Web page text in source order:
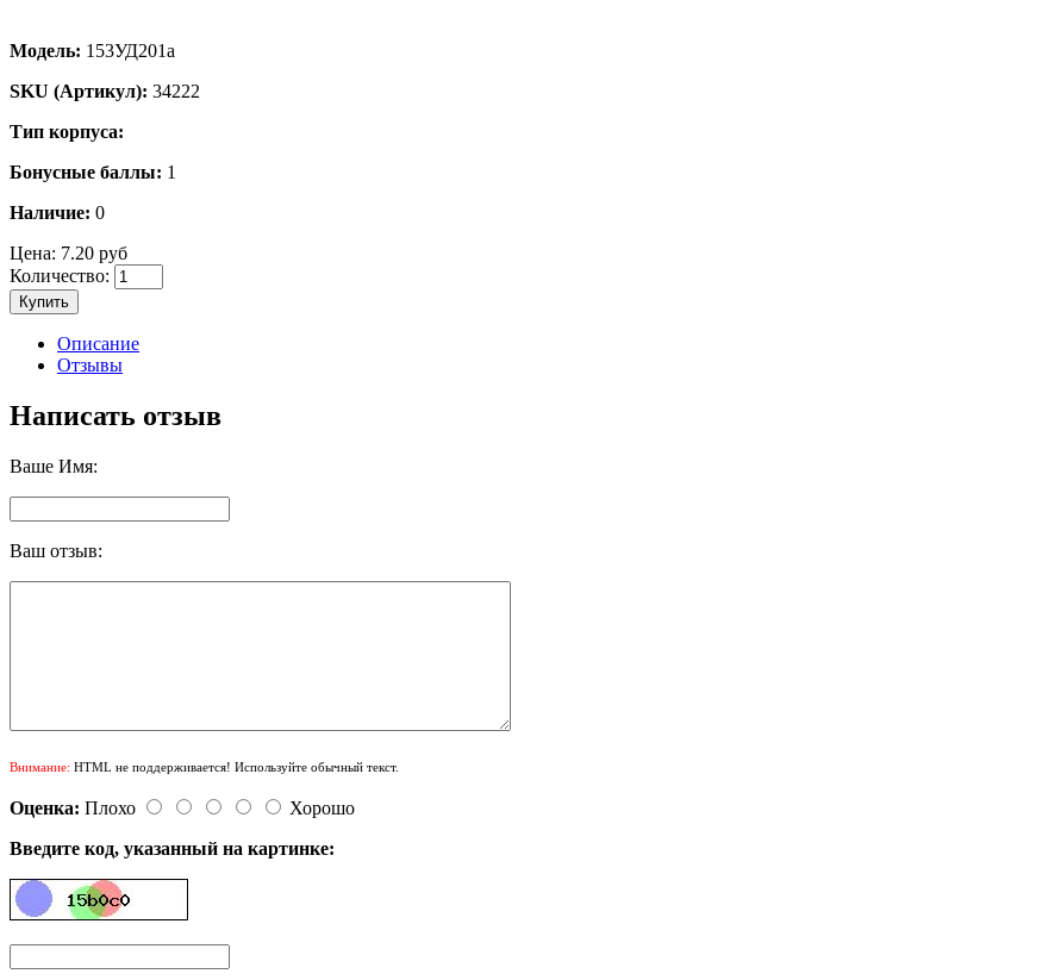
Модель: 153УД201а
SKU (Артикул): 34222
Тип корпуса:
Бонусные баллы: 1
Наличие: 0
Цена: 7.20 руб
Количество:
Купить
Описание
Отзывы
Написать отзыв
Ваше Имя:
Ваш отзыв:
Внимание: HTML не поддерживается! Используйте обычный текст.
Оценка: Плохо
Хорошо
Введите код, указанный на картинке: